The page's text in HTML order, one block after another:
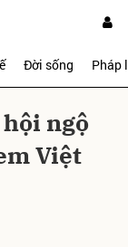
Đời sống Pháp
ngộ
Việt